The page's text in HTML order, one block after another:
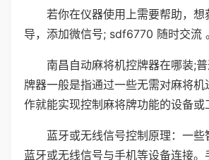
若你在仪器使用上需要帮助，想
导，添加微信号; sdf6770 随时交流 。
南昌自动麻将机控牌器在哪装;
牌器一般是指通过一些无需对麻将
作就能实现控制麻将牌功能的设备或
蓝牙或无线信号控制原理：一些
蓝牙或无线信号与手机等设备连接